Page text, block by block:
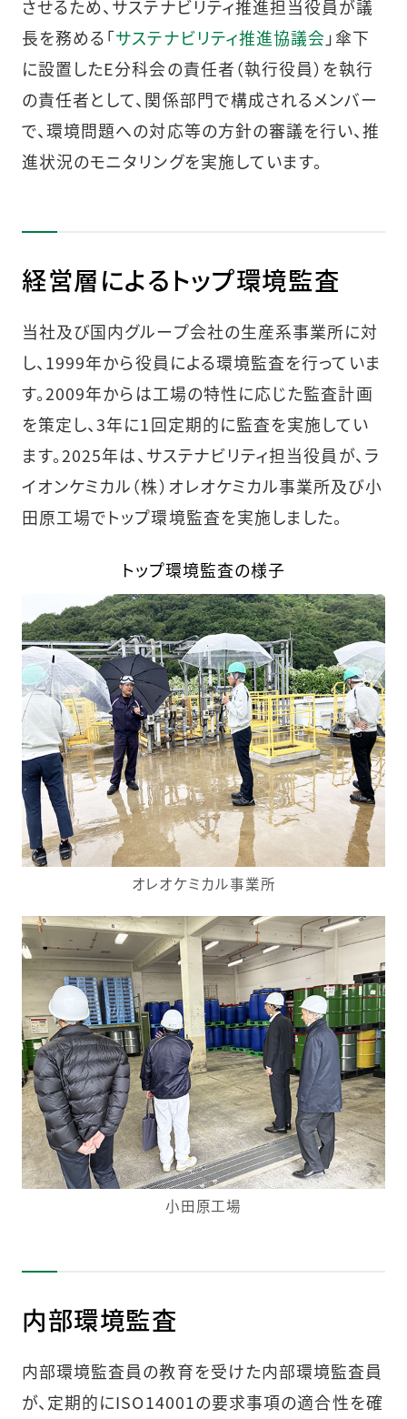
させるため、サステナビリティ推進担当役員が議
長を務める「サステナビリティ推進協議会 」傘下
に設置したE分科会の責任者（執行役員）を執行
の責任者として、関係部門で構成されるメンバー
で、環境問題への対応等の方針の審議を行い、推
進状況のモニタリングを実施しています。
経営層によるトップ環境監査
当社及び国内グループ会社の生産系事業所に対
し、1999年から役員による環境監査を行っていま
す。2009年からは工場の特性に応じた監査計画
を策定し、3年に1回定期的に監査を実施してい
ます。2025年は、サステナビリティ担当役員が、ラ
イオンケミカル（株）オレオケミカル事業所及び小
田原工場でトップ環境監査を実施しました。
トップ環境監査の様子
オレオケミカル事業所
小田原工場
内部環境監査
内部環境監査員の教育を受けた内部環境監査員
が、定期的にISO14001の要求事項の適合性を確